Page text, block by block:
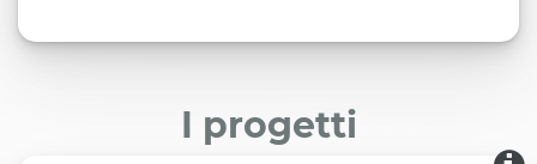
I progetti